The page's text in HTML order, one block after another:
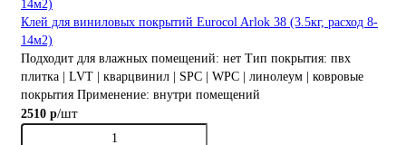
Клей для виниловых покрытий Eurocol Arlok 38 (3.5кг, расход 8-
14м2)
Подходит для влажных помещений: нет Тип покрытия: пвх
плитка | LVT | кварцвинил | SPC | WPC | линолеум | ковровые
покрытия Применение: внутри помещений
2510 р/шт